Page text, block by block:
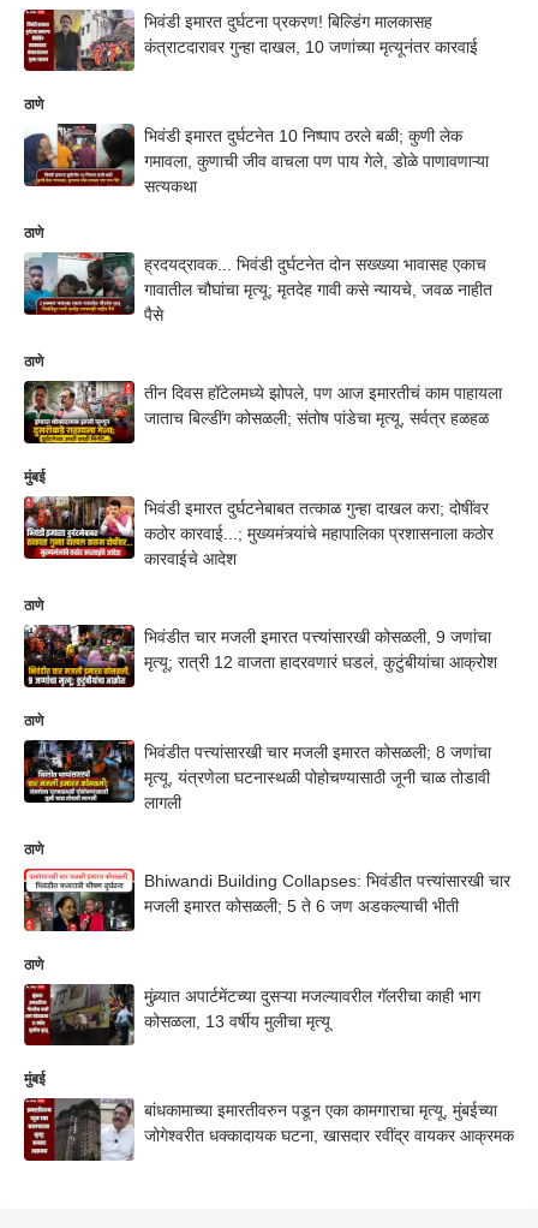
भिवंडी इमारत दुर्घटना प्रकरण! बिल्डिंग मालकासह
कंत्राटदारावर गुन्हा दाखल, 10 जणांच्या मृत्यूनंतर कारवाई
ठाणे
भिवंडी इमारत दुर्घटनेत 10 निष्पाप ठरले बळी; कुणी लेक
गमावला, कुणाची जीव वाचला पण पाय गेले, डोळे पाणावणाऱ्या
सत्यकथा
ठाणे
ह्रदयद्रावक... भिवंडी दुर्घटनेत दोन सख्ख्या भावासह एकाच
गावातील चौघांचा मृत्यू; मृतदेह गावी कसे न्यायचे, जवळ नाहीत
पैसे
ठाणे
तीन दिवस हॉटेलमध्ये झोपले, पण आज इमारतीचं काम पाहायला
जाताच बिल्डींग कोसळली; संतोष पांडेचा मृत्यू, सर्वत्र हळहळ
मुंबई
भिवंडी इमारत दुर्घटनेबाबत तत्काळ गुन्हा दाखल करा; दोषींवर
कठोर कारवाई...; मुख्यमंत्र्यांचे महापालिका प्रशासनाला कठोर
कारवाईचे आदेश
ठाणे
भिवंडीत चार मजली इमारत पत्त्यांसारखी कोसळली, 9 जणांचा
मृत्यू; रात्री 12 वाजता हादरवणारं घडलं, कुटुंबीयांचा आक्रोश
ठाणे
भिवंडीत पत्त्यांसारखी चार मजली इमारत कोसळली; 8 जणांचा
मृत्यू, यंत्रणेला घटनास्थळी पोहोचण्यासाठी जूनी चाळ तोडावी
लागली
ठाणे
Bhiwandi Building Collapses: भिवंडीत पत्त्यांसारखी चार
मजली इमारत कोसळली; 5 ते 6 जण अडकल्याची भीती
ठाणे
मुंब्र्यात अपार्टमेंटच्या दुसऱ्या मजल्यावरील गॅलरीचा काही भाग
कोसळला, 13 वर्षीय मुलीचा मृत्यू
मुंबई
बांधकामाच्या इमारतीवरुन पडून एका कामगाराचा मृत्यू, मुंबईच्या
जोगेश्वरीत धक्कादायक घटना, खासदार रवींद्र वायकर आक्रमक